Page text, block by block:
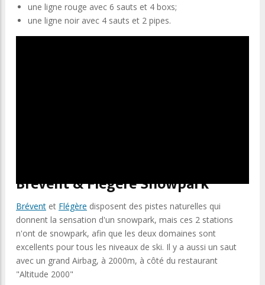
une ligne rouge avec 6 sauts et 4 boxs;
une ligne noir avec 4 sauts et 2 pipes.
Brévent & Flégère Snowpark
Brévent et Flégère disposent des pistes naturelles qui
donnent la sensation d'un snowpark, mais ces 2 stations
n'ont de snowpark, afin que les deux domaines sont
excellents pour tous les niveaux de ski. Il y a aussi un saut
avec un grand Airbag, à 2000m, à côté du restaurant
"Altitude 2000"